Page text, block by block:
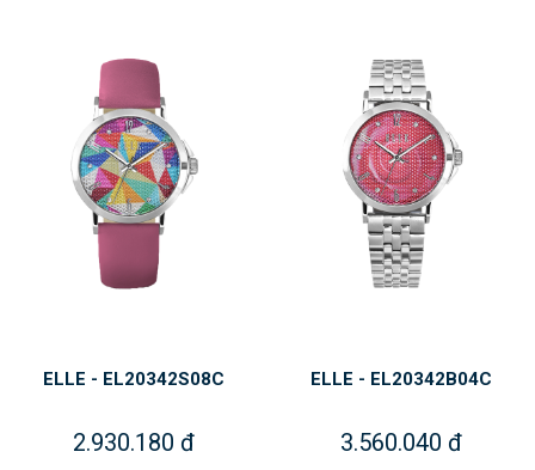
ELLE - EL20342S08C
2.930.180 đ
ELLE - EL20342B04C
3.560.040 đ